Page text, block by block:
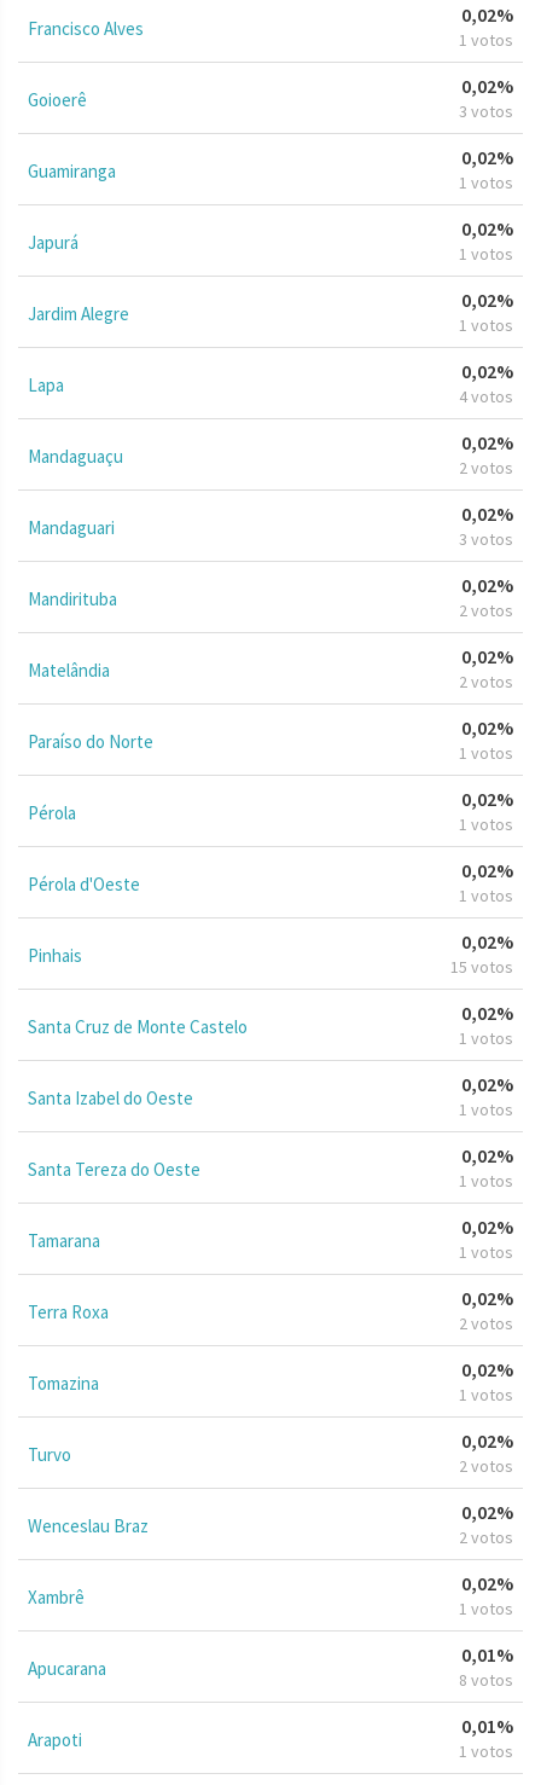
Francisco Alves
0,02%
1 votos
Goioerê
0,02%
3 votos
Guamiranga
0,02%
1 votos
Japurá
0,02%
1 votos
Jardim Alegre
0,02%
1 votos
Lapa
0,02%
4 votos
Mandaguaçu
0,02%
2 votos
Mandaguari
0,02%
3 votos
Mandirituba
0,02%
2 votos
Matelândia
0,02%
2 votos
Paraíso do Norte
0,02%
1 votos
Pérola
0,02%
1 votos
Pérola d'Oeste
0,02%
1 votos
Pinhais
0,02%
15 votos
Santa Cruz de Monte Castelo
0,02%
1 votos
Santa Izabel do Oeste
0,02%
1 votos
Santa Tereza do Oeste
0,02%
1 votos
Tamarana
0,02%
1 votos
Terra Roxa
0,02%
2 votos
Tomazina
0,02%
1 votos
Turvo
0,02%
2 votos
Wenceslau Braz
0,02%
2 votos
Xambrê
0,02%
1 votos
Apucarana
0,01%
8 votos
Arapoti
0,01%
1 votos